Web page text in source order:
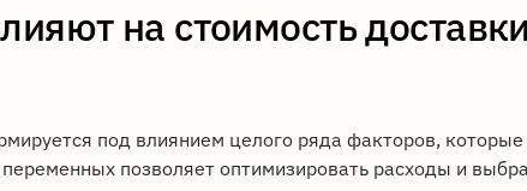
на стоимость
под влиянием целого ряда факторов,
позволяет оптимизировать расходы и